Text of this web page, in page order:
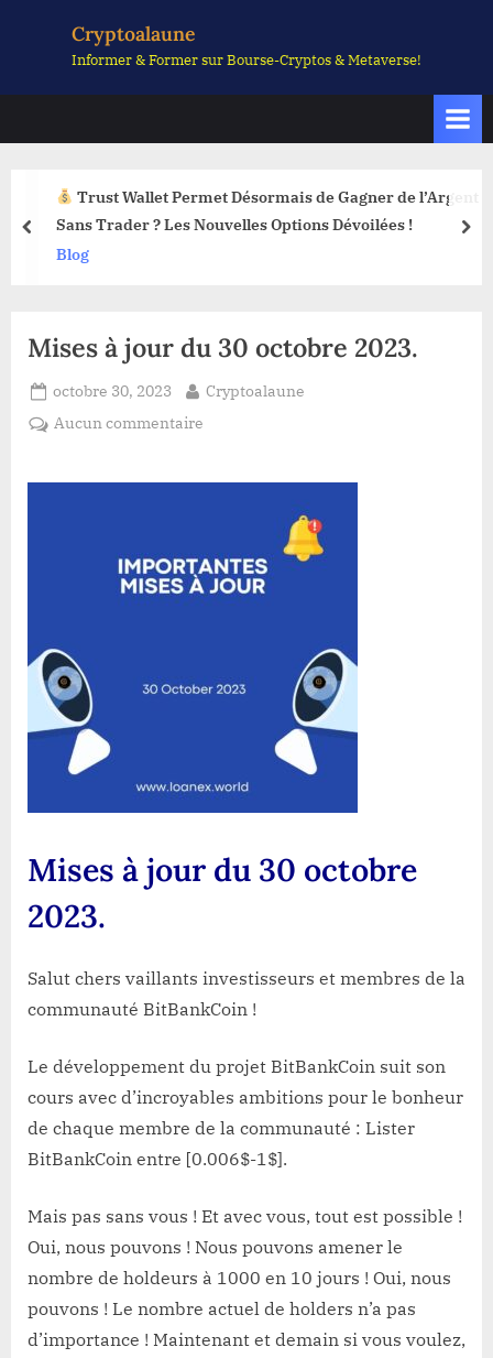
Cryptoalaune
Informer & Former sur Bourse-Cryptos & Metaverse!
Trust Wallet Permet Désormais de Gagner de l’Argent
Sans Trader ? Les Nouvelles Options Dévoilées !
Blog
prev
Mises à jour du 30 octobre 2023.
Posted
on
octobre 30, 2023 By
Cryptoalaune
Aucun commentaire
octobre
2023.
Mises à jour du 30 octobre
2023.
Salut chers vaillants investisseurs et membres de la
communauté BitBankCoin !
Le développement du projet BitBankCoin suit son
cours avec d’incroyables ambitions pour le bonheur
de chaque membre de la communauté : Lister
BitBankCoin entre [0.006$-1$].
Mais pas sans vous ! Et avec vous, tout est possible !
Oui, nous pouvons ! Nous pouvons amener le
nombre de holdeurs à 1000 en 10 jours ! Oui, nous
pouvons ! Le nombre actuel de holders n’a pas
d’importance ! Maintenant et demain si vous voulez,